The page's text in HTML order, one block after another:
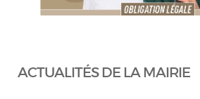
ACTUALITÉS DE LA MAIRIE